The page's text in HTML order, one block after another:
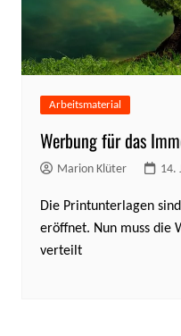
Arbeitsmaterial
Werbung für das
Marion Klüter 14.
Die Printunterlagen
eröffnet. Nun muss die
verteilt